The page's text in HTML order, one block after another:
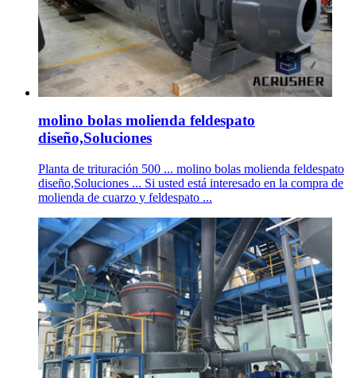
molino bolas molienda feldespato
diseño,Soluciones
Planta de trituración 500 ... molino bolas molienda feldespato
diseño,Soluciones ... Si usted está interesado en la compra de
molienda de cuarzo y feldespato ...